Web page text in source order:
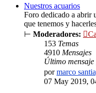
Nuestros acuarios
Foro dedicado a abrir
que tenemos y
⊢ Moderadores:
153 Temas
4910 Mensajes
Último mensaje
pormarco
07 May 2019,